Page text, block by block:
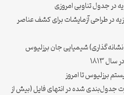
در جدول تناوبی امروزی
در طراحی آزمایشات برای کشف عناصر
شیمیایی جان برزلیوس
۱۸۱۳
برزلیوس تا امروز
جدول‌بندی شده در انتهای فایل (بیش از